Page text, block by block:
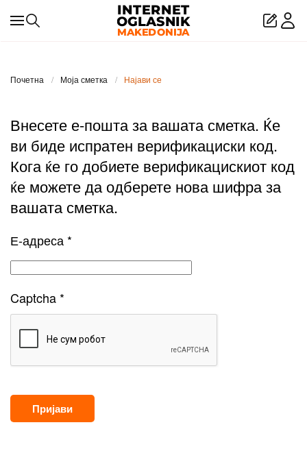
Skip to main content
Почетна Моја сметка Најави се
Внесете е-пошта за вашата сметка. Ќе
ви биде испратен верификациски код.
Кога ќе го добиете верификацискиот код
ќе можете да одберете нова шифра за
вашата сметка.
Е-адреса *
Captcha *
Пријави